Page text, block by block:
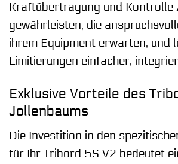
Kraftübertragung und Kontrolle
gewährleisten, die
ihrem Equipment erwarten, und
Limitierungen einfacher,
Exklusive Vorteile des
Jollenbaums
Die Investition in den
für Ihr Tribord 5S V2 bedeutet